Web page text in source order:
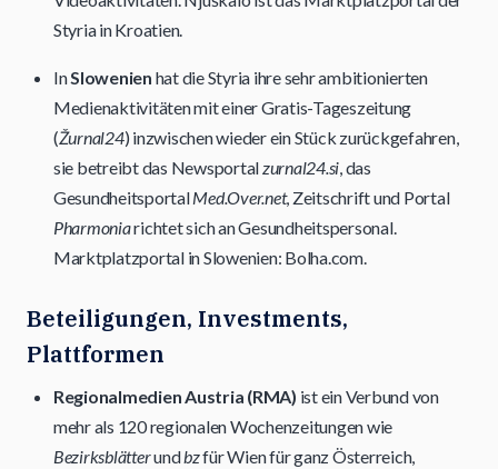
Styria in Kroatien.
InSlowenien hat die Styria ihre sehr ambitionierten
Medienaktivitäten mit einer Gratis-Tageszeitung
(Žurnal24) inzwischen wieder ein Stück zurückgefahren,
sie betreibt das Newsportalzurnal24.si, das
GesundheitsportalMed.Over.net, Zeitschrift und Portal
Pharmoniarichtet sich an Gesundheitspersonal.
Marktplatzportal in Slowenien: Bolha.com.
Beteiligungen, Investments,
Plattformen
Regionalmedien Austria (RMA) ist ein Verbund von
mehr als 120 regionalen Wochenzeitungen wie
Bezirksblätterundbzfür Wien für ganz Österreich,